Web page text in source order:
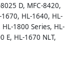
D, MFC-8420,
HL-1640, HL-
1800 Series, HL-
E, HL-1670 NLT,